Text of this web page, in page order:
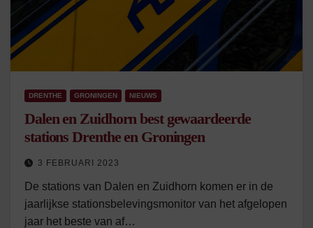
DRENTHE GRONINGEN NIEUWS
Dalen en Zuidhorn best gewaardeerde
stations Drenthe en Groningen
3 FEBRUARI 2023
De stations van Dalen en Zuidhorn komen er in de
jaarlijkse stationsbelevingsmonitor van het afgelopen
jaar het beste van af…